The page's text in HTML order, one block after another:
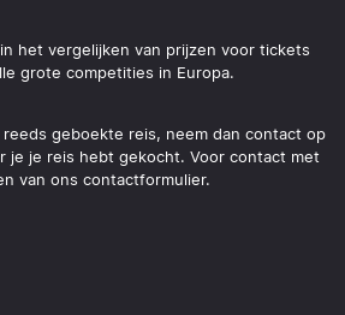
het vergelijken van prijzen voor tickets
grote competities in Europa.
geboekte reis, neem dan contact op
je je reis hebt gekocht. Voor contact met
van ons contactformulier.